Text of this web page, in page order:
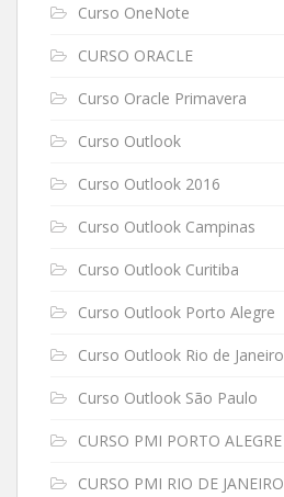
Curso OneNote
CURSO ORACLE
Curso Oracle Primavera
Curso Outlook
Curso Outlook 2016
Curso Outlook Campinas
Curso Outlook Curitiba
Curso Outlook Porto Alegre
Curso Outlook Rio de Janeiro
Curso Outlook São Paulo
CURSO PMI PORTO ALEGRE
CURSO PMI RIO DE JANEIRO